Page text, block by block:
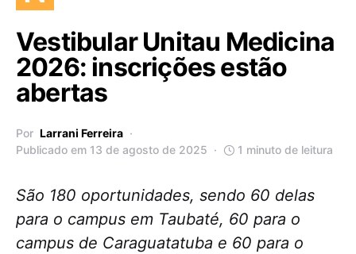
Vestibular Unitau Medicina
2026: inscrições estão
abertas
Por Larrani Ferreira
Publicado em 13 de agosto de 2025
1 minuto de leitura
São 180 oportunidades, sendo 60 delas
para o campus em Taubaté, 60 para o
campus de Caraguatatuba e 60 para o